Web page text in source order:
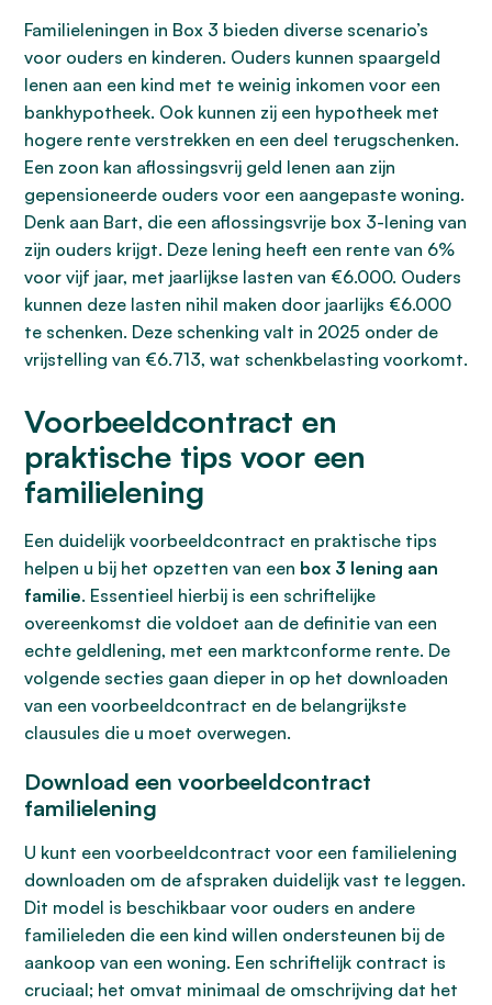
Familieleningen in Box 3 bieden diverse scenario’s
voor ouders en kinderen. Ouders kunnen spaargeld
lenen aan een kind met te weinig inkomen voor een
bankhypotheek. Ook kunnen zij een hypotheek met
hogere rente verstrekken en een deel terugschenken.
Een zoon kan aflossingsvrij geld lenen aan zijn
gepensioneerde ouders voor een aangepaste woning.
Denk aan Bart, die een aflossingsvrije box 3-lening van
zijn ouders krijgt. Deze lening heeft een rente van 6%
voor vijf jaar, met jaarlijkse lasten van €6.000. Ouders
kunnen deze lasten nihil maken door jaarlijks €6.000
te schenken. Deze schenking valt in 2025 onder de
vrijstelling van €6.713, wat schenkbelasting voorkomt.
Voorbeeldcontract en
praktische tips voor een
familielening
Een duidelijk voorbeeldcontract en praktische tips
helpen u bij het opzetten van een box 3 lening aan
familie. Essentieel hierbij is een schriftelijke
overeenkomst die voldoet aan de definitie van een
echte geldlening, met een marktconforme rente. De
volgende secties gaan dieper in op het downloaden
van een voorbeeldcontract en de belangrijkste
clausules die u moet overwegen.
Download een voorbeeldcontract
familielening
U kunt een voorbeeldcontract voor een familielening
downloaden om de afspraken duidelijk vast te leggen.
Dit model is beschikbaar voor ouders en andere
familieleden die een kind willen ondersteunen bij de
aankoop van een woning. Een schriftelijk contract is
cruciaal; het omvat minimaal de omschrijving dat het